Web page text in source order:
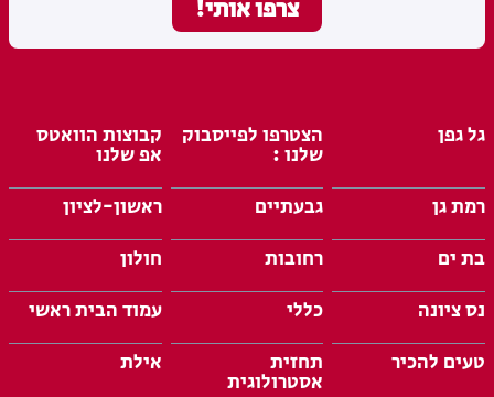
גל גפן הצטרפו לפייסבוק
שלנו :
קבוצות הוואטס
אפ שלנו
רמת גן
גבעתיים
ראשון-לציון
בת ים
רחובות
חולון
נס ציונה
כללי
עמוד הבית ראשי
טעים להכיר
תחזית
אסטרולוגית
אילת